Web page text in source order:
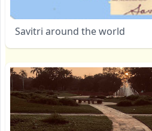
Savitri around the world